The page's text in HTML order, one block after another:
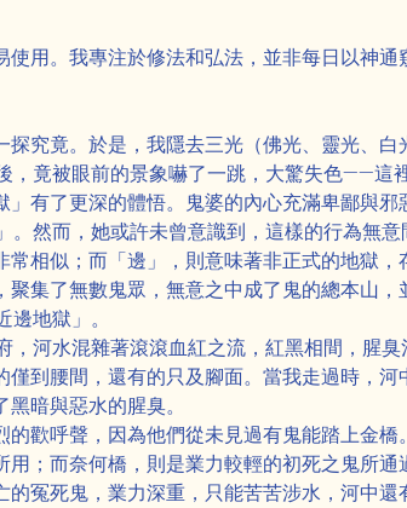
用。我專注於修法和弘法，並非每日以神
究竟。於是，我隱去三光（佛光、靈光、
竟被眼前的景象嚇了一跳，大驚失色——這
有了更深的體悟。鬼婆的內心充滿卑鄙與
然而，她或許未曾意識到，這樣的行為無意
相似；而「邊」，則意味著非正式的地獄
集了無數鬼眾，無意之中成了鬼的總本山
地獄」。
河水混雜著滾滾血紅之流，紅黑相間，腥
到腰間，還有的只及腳面。當我走過時，
暗與惡水的腥臭。
歡呼聲，因為他們從未見過有鬼能踏上金
；而奈何橋，則是業力較輕的初死之鬼所
冤死鬼，業力深重，只能苦苦涉水，河中